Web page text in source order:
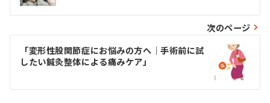
ナ
ビ
ー
シ
次のページ
「変形性股関節症にお悩みの方へ｜手術前に試
したい鍼灸整体による痛みケア」